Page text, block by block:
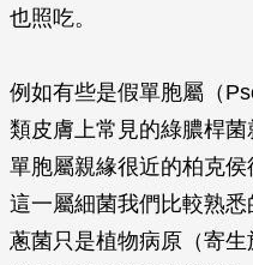
也照吃。
例如有些是假單胞屬（
類皮膚上常見的綠膿桿
單胞屬親緣很近的柏克侯
這一屬細菌我們比較熟
蔥菌只是植物病原（寄